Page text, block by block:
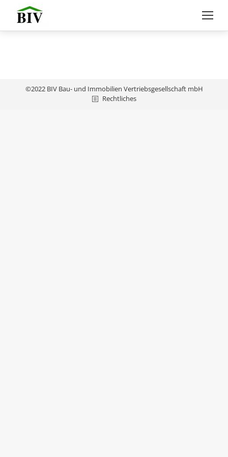
©2022 BIV Bau- und Immobilien Vertriebsgesellschaft mbH
Rechtliches